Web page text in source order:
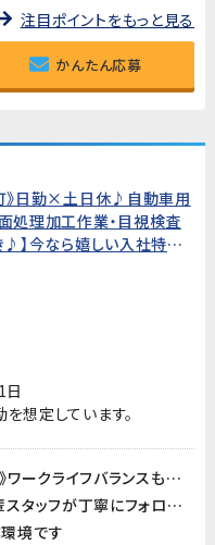
注目ポイントをもっと見る
かんたん応募
》日勤×土日休♪自動車用
処理加工作業・目視検査
♪】今なら嬉しい入社特典
日
想定しています。
《大型連休あり×年間休日121日》ワークライフバランスも取り易い♪
未経験からでも安心スタート!先輩スタッフが丁寧にフォローします
境です